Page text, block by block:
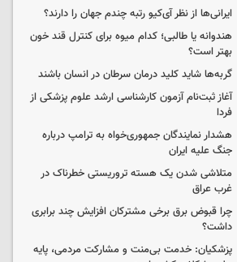
ایرانی‌ها از نظر آی‌کیو رتبه چندم جهان را دارند؟
هندوانه یا طالبی؛ کدام‌ میوه برای کنترل قند خون
بهتر است؟
گربه‌ها شاید کلید درمان سرطان در انسان باشند
آغاز ثبت‌نام‌ آزمون کارشناسی ارشد علوم پزشکی از
فردا
هشدار نمایندگان جمهوری‌خواه به ترامپ درباره
جنگ علیه ایران
متلاشی شدن یک هسته تروریستی خطرناک در
غرب عراق
چرا قبوض برق برخی مشترکان افزایش چند برابری
داشت؟
پزشکیان: خدمت بی‌منت و مشارکت مردمی، پایه